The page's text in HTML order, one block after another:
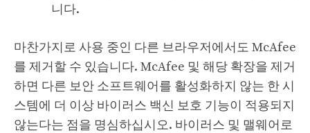
니다.
마찬가지로 사용 중인 다른 브라우저에서도 McAfee
를 제거할 수 있습니다. McAfee 및 해당 확장을 제거
하면 다른 보안 소프트웨어를 활성화하지 않는 한 시
스템에 더 이상 바이러스 백신 보호 기능이 적용되지
않는다는 점을 명심하십시오. 바이러스 및 맬웨어로